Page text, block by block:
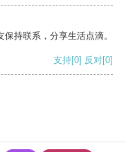
持联系，分享生活点滴。
支持[0] 反对[0]